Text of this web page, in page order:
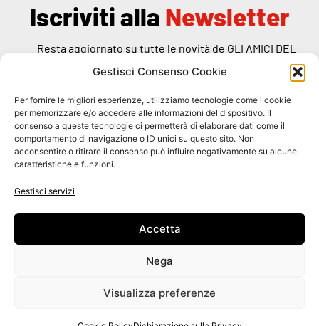
Gestisci Consenso Cookie
Per fornire le migliori esperienze, utilizziamo tecnologie come i cookie
per memorizzare e/o accedere alle informazioni del dispositivo. Il
consenso a queste tecnologie ci permetterà di elaborare dati come il
comportamento di navigazione o ID unici su questo sito. Non
acconsentire o ritirare il consenso può influire negativamente su alcune
caratteristiche e funzioni.
Gestisci servizi
Accetta
Nega
Visualizza preferenze
Iscriviti alla Newsletter
Resta aggiornato su tutte le novità de GLI AMICI DEL
RANDAGIO
Dichiaro di aver preso visione dell'informativa specifica
Organizzazione di volontariato GLI AMICI DEL RANDAGIO ©